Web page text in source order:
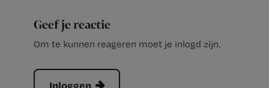
Geef je reactie
Om te kunnen reageren moet je inlogd zijn.
Inloggen